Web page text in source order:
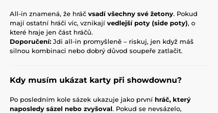
All-in znamená, že hráč vsadí všechny své žetony. Pokud
mají ostatní hráči víc, vznikají vedlejší poty (side poty), o
které hraje jen část hráčů.
Doporučení: Jdi all-in promyšleně – riskuj, jen když máš
silnou kombinaci nebo dobrý důvod soupeře zatlačit.
Kdy musím ukázat karty při showdownu?
Po posledním kole sázek ukazuje jako první hráč, který
naposledy sázel nebo zvyšoval. Pokud se nevsázelo,